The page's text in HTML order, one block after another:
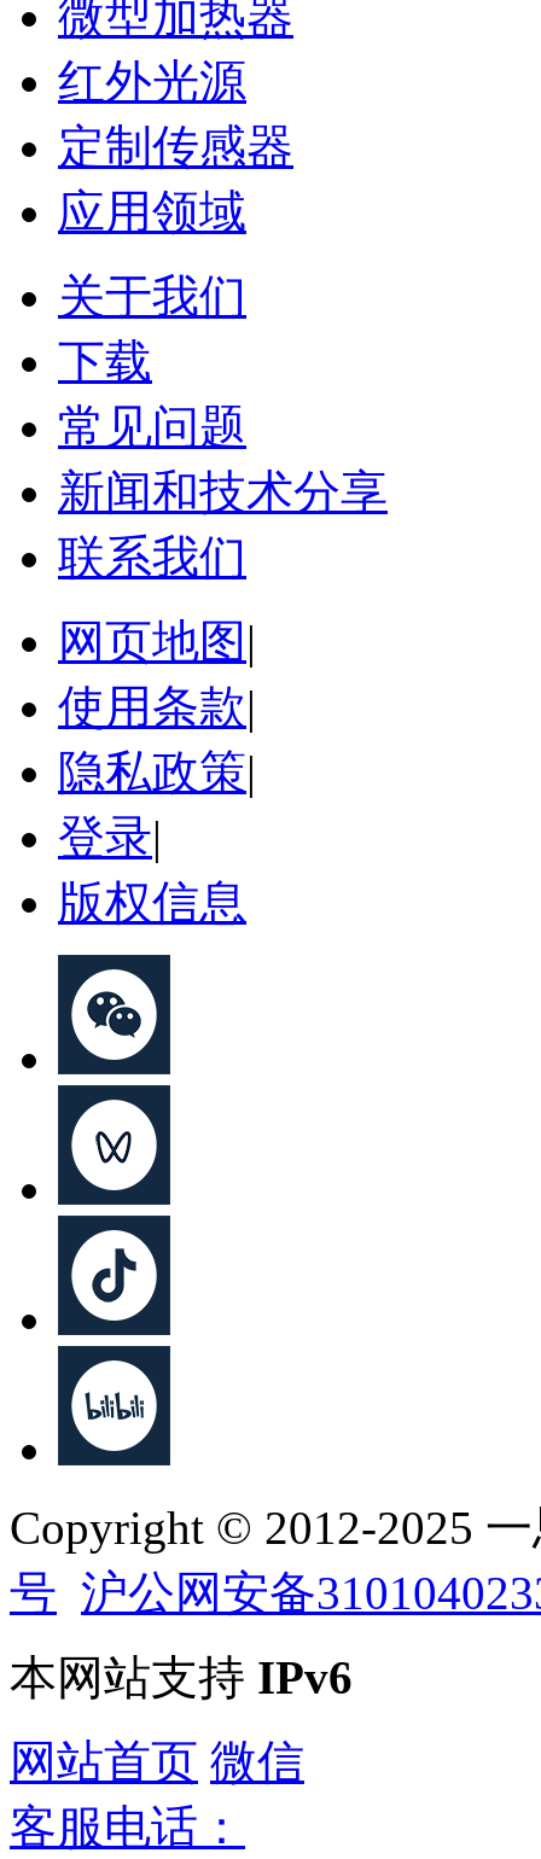
微型加热器
红外光源
定制传感器
应用领域
关于我们
下载
常见问题
新闻和技术分享
联系我们
网页地图 |
使用条款|
隐私政策|
登录|
版权信息
Copyright © 2012-2025
号 沪公网安备
本网站支持 IPv6
网站首页 微信
客服电话：